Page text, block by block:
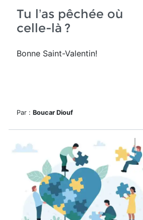
Tu l’as pêchée où
celle-là ?
Bonne Saint-Valentin!
Par : Boucar Diouf